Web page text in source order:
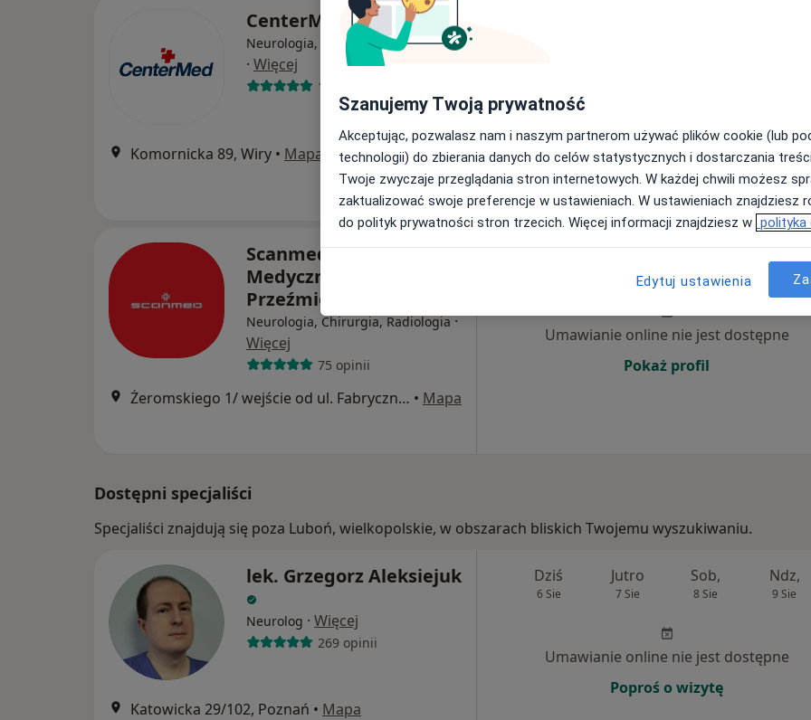
CenterMed Poznań
Neurologia, Ginekologia, Chirurgia
· Więcej
122 opinie
Komornicka 89, Wiry • Mapa
Umawianie online nie jest dostępne
Pokaż profil
Scanmed S.A Centrum
Medyczne
Przeźmierowo
Neurologia, Chirurgia, Radiologia·
Więcej
75 opinii
Żeromskiego 1/ wejście od ul. Fabrycznej, Luboń • Mapa
9 Sie
Umawianie online nie jest dostępne
Pokaż profil
Dostępni specjaliści
Specjaliści znajdują się poza Luboń, wielkopolskie, w obszarach bliskich Twojemu wyszukiwaniu.
lek. Grzegorz Aleksiejuk
Neurolog · Więcej
269 opinii
Katowicka 29/102, Poznań • Mapa
Dziś
6 Sie
Jutro
7 Sie
Sob,
8 Sie
Ndz,
9 Sie
Umawianie online nie jest dostępne
Poproś o wizytę
Szanujemy Twoją prywatność
Akceptując, pozwalasz nam i naszym partnerom używać plików cookie (lub
technologii) do zbierania danych do celów statystycznych i dostarczania
Twoje zwyczaje przeglądania stron internetowych. W każdej chwili możesz
zaktualizować swoje preferencje w ustawieniach. W ustawieniach znajdziesz
do polityk prywatności stron trzecich. Więcej informacji znajdziesz w polityka
Edytuj ustawienia